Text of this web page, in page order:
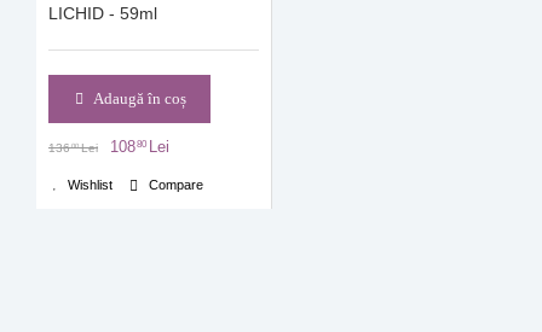
LICHID - 59ml
Adaugă în coș
13600 Lei 10880 Lei
Wishlist Compare